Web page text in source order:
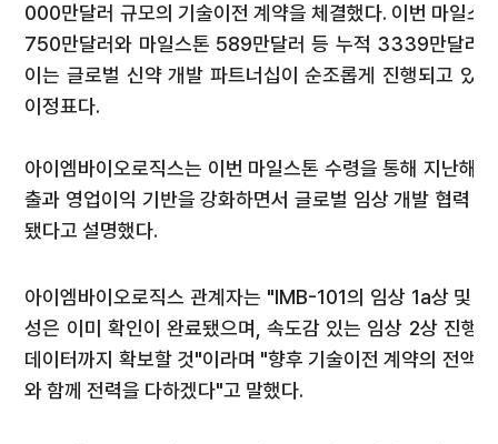
000만달러 규모의 기술이전 계약을 체결했다. 이번 마일스
750만달러와 마일스톤 589만달러 등 누적 3339만달러(
이는 글로벌 신약 개발 파트너십이 순조롭게 진행되고 있
이정표다.
아이엠바이오로직스는 이번 마일스톤 수령을 통해 지난해
출과 영업이익 기반을 강화하면서 글로벌 임상 개발 협력
됐다고 설명했다.
아이엠바이오로직스 관계자는 "IMB-101의 임상 1a상 및
성은 이미 확인이 완료됐으며, 속도감 있는 임상 2상 진행
데이터까지 확보할 것"이라며 "향후 기술이전 계약의 전액
와 함께 전력을 다하겠다"고 말했다.